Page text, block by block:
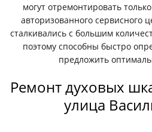
могут отремонтировать
авторизованного сервисного
сталкивались с большим
поэтому способны быстро
предложить
Ремонт духовых
улица